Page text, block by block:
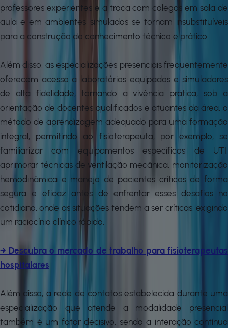
professores experientes e a troca com colegas em sala de
aula e em ambientes simulados se tornam insubstituíveis
para a construção do conhecimento técnico e prático.
Além disso, as especializações presenciais frequentemente
oferecem acesso a laboratórios equipados e simuladores
de alta fidelidade, tornando a vivência prática, sob a
orientação de docentes qualificados e atuantes da área, o
método de aprendizagem adequado para uma formação
integral, permitindo ao fisioterapeuta, por exemplo, se
familiarizar com equipamentos específicos de UTI,
aprimorar técnicas de ventilação mecânica, monitorização
hemodinâmica e manejo de pacientes críticos de forma
segura e eficaz antes de enfrentar esses desafios no
cotidiano, onde as situações tendem a ser críticas, exigindo
um raciocínio clínico rápido.
→ Descubra o mercado de trabalho para fisioterapeutas
hospitalares
Além disso, a rede de contatos estabelecida durante uma
especialização que atende a modalidade presencial
também é um fator decisivo, sendo a interação contínua